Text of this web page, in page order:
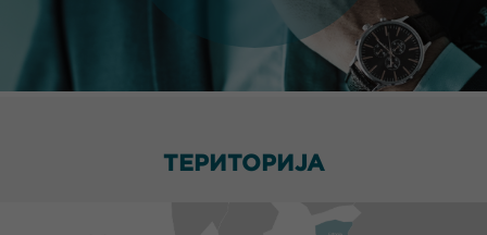
ТЕРИТОРИЈА